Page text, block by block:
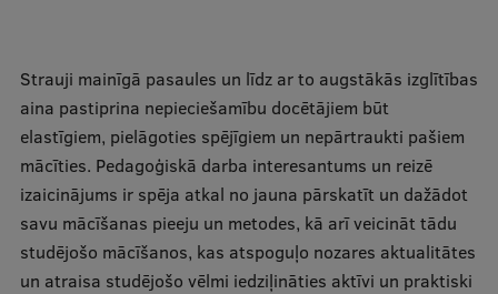
galvenā
izvēlne
Pamatstudiju programmas
Maģistra studiju programmas
Doktorantūra
Rezidentūra
Strauji mainīgā pasaules un līdz ar to augstākās izglītības
aina pastiprina nepieciešamību docētājiem būt
elastīgiem, pielāgoties spējīgiem un nepārtraukti pašiem
mācīties. Pedagoģiskā darba interesantums un reizē
izaicinājums ir spēja atkal no jauna pārskatīt un dažādot
savu mācīšanas pieeju un metodes, kā arī veicināt tādu
studējošo mācīšanos, kas atspoguļo nozares aktualitātes
un atraisa studējošo vēlmi iedziļināties aktīvi un praktiski